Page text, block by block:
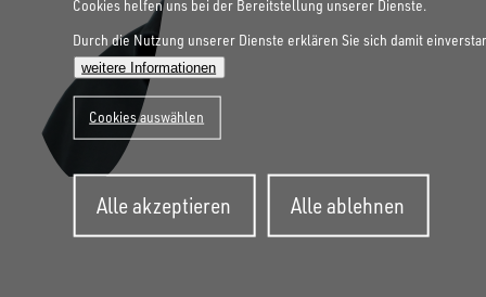
Cookies helfen uns bei der Bereitstellung unserer Dienste.
Durch die Nutzung unserer Dienste erklären Sie sich damit
weitere Informationen
Cookies auswählen
Alle akzeptieren
zurückziehen
Alle ablehnen